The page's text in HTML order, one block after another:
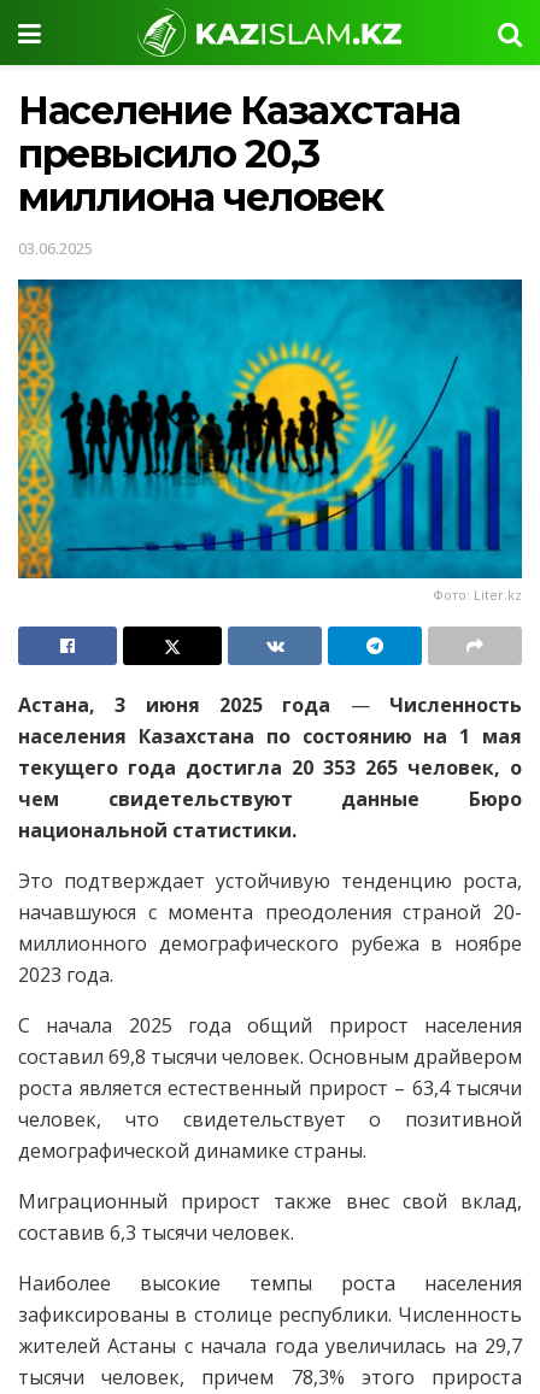
Население Казахстана
превысило 20,3
миллиона человек
03.06.2025
Фото: Liter.kz
Астана, 3 июня 2025 года —Численность
населения Казахстана по состоянию на 1 мая
текущего года достигла 20 353 265 человек, о
чем свидетельствуют данные Бюро
национальной статистики.
Это подтверждает устойчивую тенденцию роста,
начавшуюся с момента преодоления страной 20-
миллионного демографического рубежа в ноябре
2023 года.
С начала 2025 года общий прирост населения
составил 69,8 тысячи человек. Основным драйвером
роста является естественный прирост – 63,4 тысячи
человек, что свидетельствует о позитивной
демографической динамике страны.
Миграционный прирост также внес свой вклад,
составив 6,3 тысячи человек.
Наиболее высокие темпы роста населения
зафиксированы в столице республики. Численность
жителей Астаны с начала года увеличилась на 29,7
тысячи человек, причем 78,3% этого прироста